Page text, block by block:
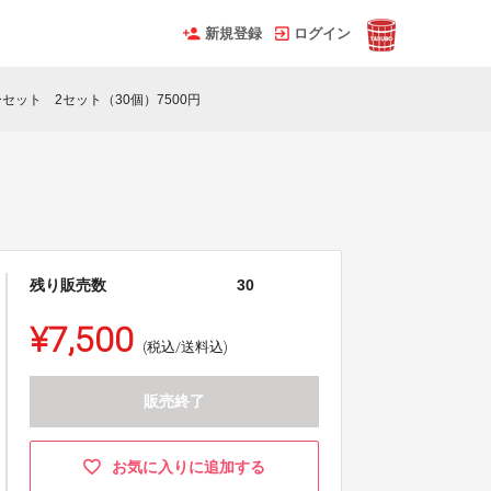
新規登録 ログイン
セット 2セット（30個）7500円
残り販売数 30
¥7,500 (税込/送料込)
販売終了
お気に入りに追加する